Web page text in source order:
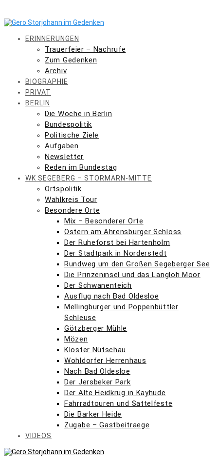
content
ERINNERUNGEN
Trauerfeier – Nachrufe
Zum Gedenken
Archiv
BIOGRAPHIE
PRIVAT
BERLIN
Die Woche in Berlin
Bundespolitik
Politische Ziele
Aufgaben
Newsletter
Reden im Bundestag
WK SEGEBERG – STORMARN-MITTE
Ortspolitik
Wahlkreis Tour
Besondere Orte
Mix – Besonderer Orte
Ostern am Ahrensburger Schloss
Der Ruheforst bei Hartenholm
Der Stadtpark in Norderstedt
Rundweg um den Großen Segeberger See
Die Prinzeninsel und das Langloh Moor
Der Schwanenteich
Ausflug nach Bad Oldesloe
Mellingburger und Poppenbüttler
Schleuse
Götzberger Mühle
Mözen
Kloster Nütschau
Wohldorfer Herrenhaus
Nach Bad Oldesloe
Der Jersbeker Park
Der Alte Heidkrug in Kayhude
Fahrradtouren und Sattelfeste
Die Barker Heide
Zugabe – Gastbeitraege
VIDEOS